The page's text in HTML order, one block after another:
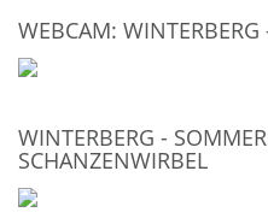
WEBCAM: WINTERBERG
WINTERBERG -
SCHANZENWIRBEL